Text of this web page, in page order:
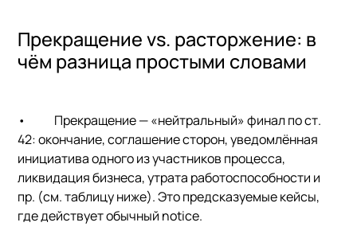
Прекращение vs. расторжение: в
чём разница простыми словами
• Прекращение— «нейтральный» финал по ст.
42: окончание, соглашение сторон, уведомлённая
инициатива одного из участников процесса,
ликвидация бизнеса, утрата работоспособности и
пр. (см. таблицу ниже). Это предсказуемые кейсы,
где действует обычный notice.